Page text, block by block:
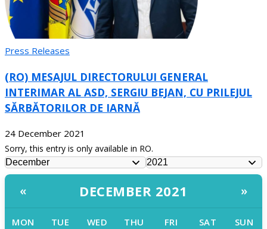
Press Releases
(RO) MESAJUL DIRECTORULUI GENERAL
INTERIMAR AL ASD, SERGIU BEJAN, CU PRILEJUL
SĂRBĂTORILOR DE IARNĂ
24 December 2021
Sorry, this entry is only available in RO.
« DECEMBER 2021 »
MON TUE WED THU FRI SAT SUN